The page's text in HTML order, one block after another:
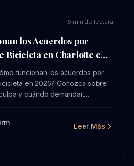
9 min de lectura
los Acuerdos por
Bicicleta en Charlotte en
funcionan los acuerdos por
en 2026? Conozca sobre
y cuándo demandar.
Leer Más